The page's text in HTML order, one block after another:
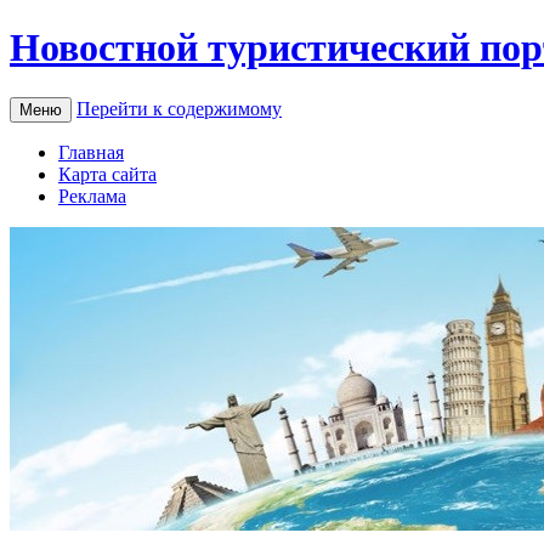
Новостной туристический
Меню Перейти к содержимому
Главная
Карта сайта
Реклама